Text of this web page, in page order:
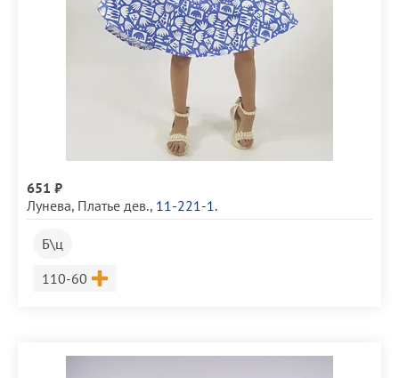
651 ₽
Лунева, Платье дев., 11-221-1.
Б\ц
Размер
110-60